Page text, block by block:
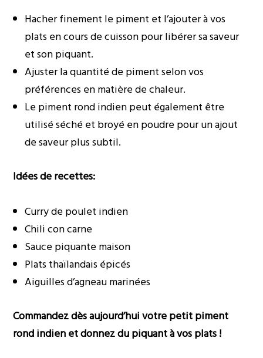
Hacher finement le piment et l’ajouter à vos
plats en cours de cuisson pour libérer sa saveur
et son piquant.
Ajuster la quantité de piment selon vos
préférences en matière de chaleur.
Le piment rond indien peut également être
utilisé séché et broyé en poudre pour un ajout
de saveur plus subtil.
Idées de recettes:
Curry de poulet indien
Chili con carne
Sauce piquante maison
Plats thaïlandais épicés
Aiguilles d’agneau marinées
Commandez dès aujourd’hui votre petit piment
rond indien et donnez du piquant à vos plats !